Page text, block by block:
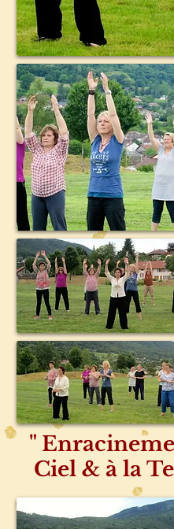
"
Ciel & à la